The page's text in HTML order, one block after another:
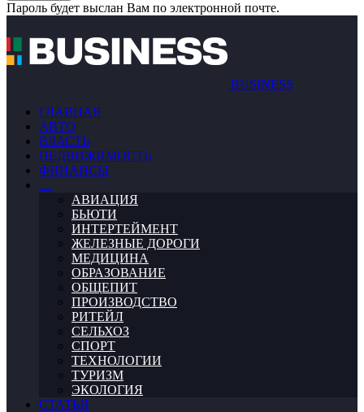
Пароль будет выслан Вам по электронной почте.
BUSINESS
ГЛАВНАЯ
АВТО
ВЛАСТЬ
НЕДВИЖИМОСТЬ
ФИНАНСЫ
…
АВИАЦИЯ
БЬЮТИ
ИНТЕРТЕЙМЕНТ
ЖЕЛЕЗНЫЕ ДОРОГИ
МЕДИЦИНА
ОБРАЗОВАНИЕ
ОБЩЕПИТ
ПРОИЗВОДСТВО
РИТЕЙЛ
СЕЛЬХОЗ
СПОРТ
ТЕХНОЛОГИИ
ТУРИЗМ
ЭКОЛОГИЯ
СТАТЬИ